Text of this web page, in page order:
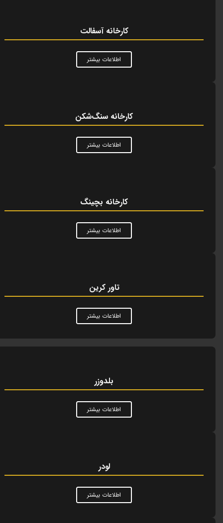
کارخانه آسفالت
اطلاعات بیشتر
کارخانه سنگ‌شکن
اطلاعات بیشتر
کارخانه بچینگ
اطلاعات بیشتر
تاور کرین
اطلاعات بیشتر
بلدوزر
اطلاعات بیشتر
لودر
اطلاعات بیشتر